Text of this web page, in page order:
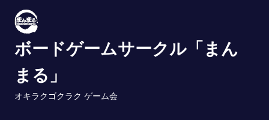
content
ボードゲームサークル「まん
まる」
オキラクゴクラク ゲーム会